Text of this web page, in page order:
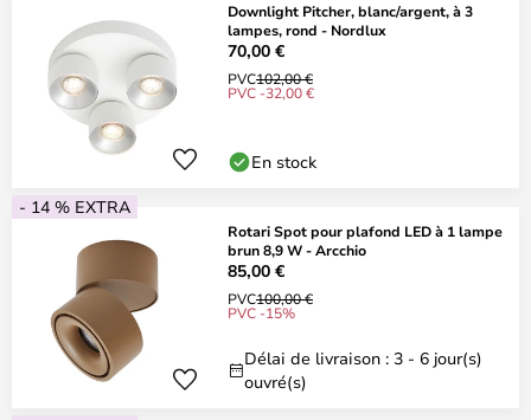
Downlight Pitcher, blanc/argent, à 3
lampes, rond - Nordlux
70,00 €
PVC102,00 €
PVC -32,00 €
En stock
- 14 % EXTRA
Rotari Spot pour plafond LED à 1 lampe
brun 8,9 W - Arcchio
85,00 €
PVC100,00 €
PVC -15%
Délai de livraison : 3 - 6 jour(s)
ouvré(s)